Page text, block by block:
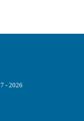
- 2026